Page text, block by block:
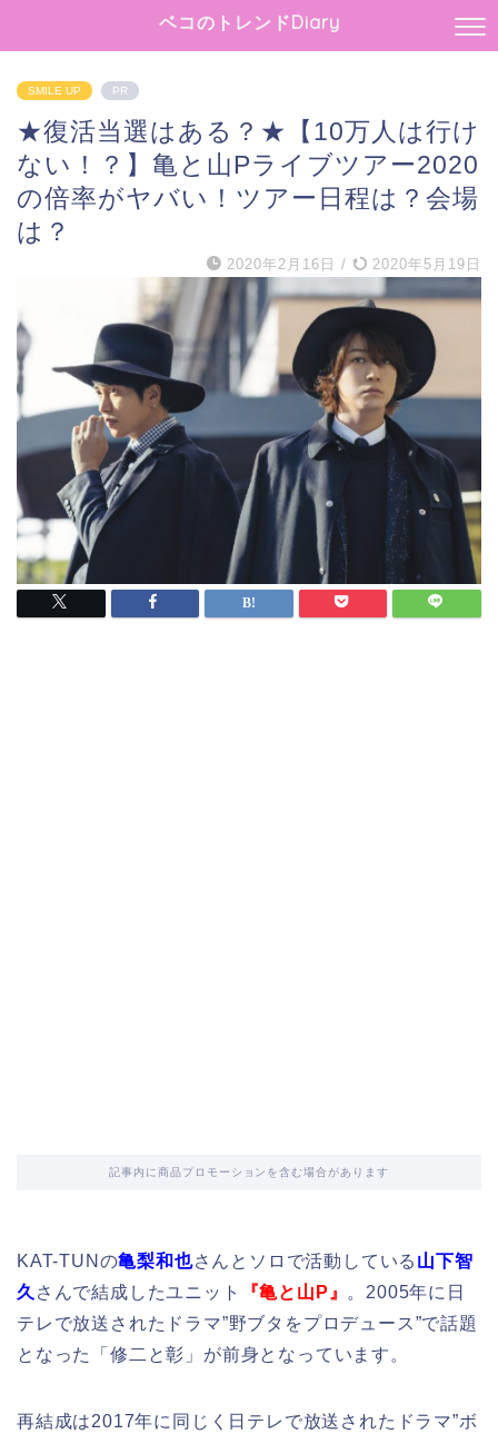
ベコのトレンドDiary
SMILE UP PR
★復活当選はある？★【10万人は行け
ない！？】亀と山Pライブツアー2020
の倍率がヤバい！ツアー日程は？会場
は？
2020年2月16日 / 2020年5月19日
記事内に商品プロモーションを含む場合があります
KAT-TUNの亀梨和也さんとソロで活動している 山下智
久 さんで結成したユニット 『亀と山P』 。2005年に日
テレで放送されたドラマ”野ブタをプロデュース”で話題
となった「修二と彰」が前身となっています。
再結成は2017年に同じく日テレで放送されたドラマ”ボ